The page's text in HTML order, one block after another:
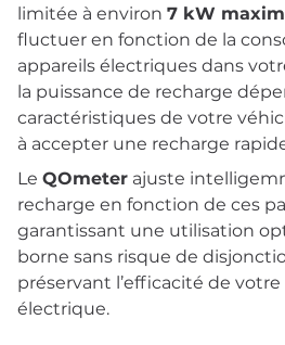
limitée à environ 7 kW
fluctuer en fonction de la
appareils électriques dans
la puissance de recharge
caractéristiques de votre
à accepter une recharge
Le QOmeter ajuste
recharge en fonction de ces
garantissant une utilisation
borne sans risque de
préservant l’efficacité de
électrique.